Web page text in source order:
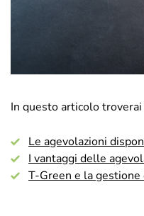
In questo articolo
Le agevolazioni
I vantaggi delle
T-Green e la